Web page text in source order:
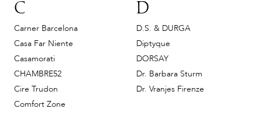
C
Carner Barcelona
Casa Far Niente
Casamorati
CHAMBRE52
Cire Trudon
Comfort Zone
D
D.S. & DURGA
Diptyque
DORSAY
Dr. Barbara Sturm
Dr. Vranjes Firenze